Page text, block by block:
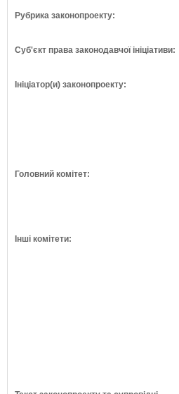
Рубрика законопроекту:
Суб'єкт права законодавчої ініціативи:
Ініціатор(и) законопроекту:
Головний комітет:
Інші комітети: